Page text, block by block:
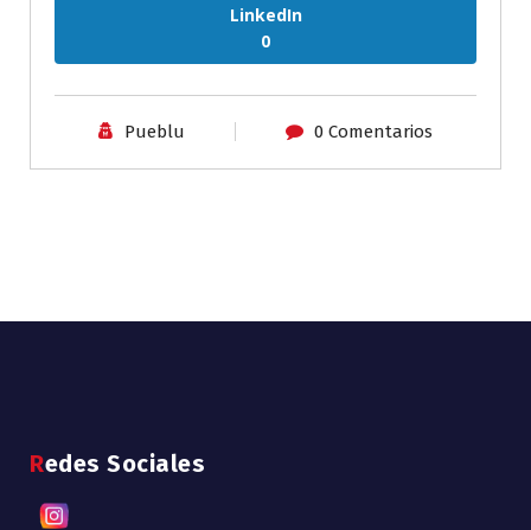
LinkedIn
0
Pueblu 0 Comentarios
Redes Sociales